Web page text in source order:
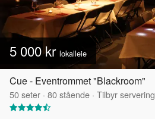
5 000 kr lokalleie
Cue - Eventrommet "Blackroom"
50seter · 80stående · Tilbyr servering